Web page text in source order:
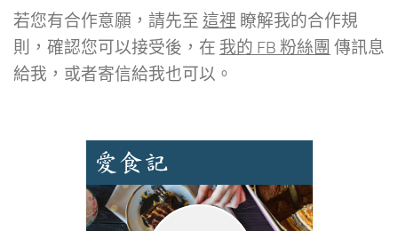
若您有合作意願，請先至 這裡 瞭解我的合作規
則，確認您可以接受後，在 我的 FB 粉絲團 傳訊息
給我，或者寄信給我也可以。